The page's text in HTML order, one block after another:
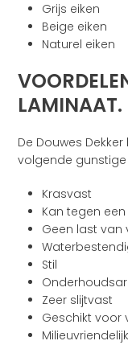
Grijs eiken
Beige eiken
Naturel eiken
LAMINAAT.
De Douwes
volgende
Krasvast
Kan tegen
Geen last van
Stil
Zeer slijtvast
Geschikt voor
Milieuvriendelijk